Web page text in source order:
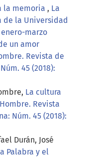
la memoria , La
de la Universidad
enero-marzo
un amor
Revista de
45 (2018):
La cultura
Revista
Núm. 45 (2018):
Durán, José
Palabra y el